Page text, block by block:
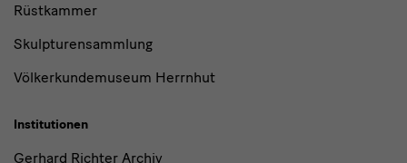
Rüstkammer
Skulpturensammlung
Völkerkundemuseum Herrnhut
Institutionen
Gerhard Richter Archiv